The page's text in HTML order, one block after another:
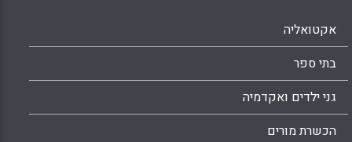
אקטואליה
בתי ספר
גני ילדים ואקדמיה
הכשרת מורים